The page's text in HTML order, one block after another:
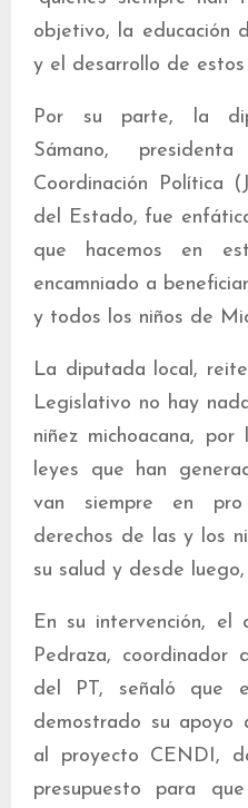
objetivo, la educación
y el desarrollo de estos
Por su parte, la
Sámano,
Coordinación Política
del Estado, fue
que hacemos en
encamniado a
y todos los niños de
La diputada local,
Legislativo no hay
niñez michoacana,
leyes que han
van siempre en
derechos de las y los
su salud y desde
En su intervención, el
Pedraza, coordinador
del PT, señaló que
demostrado su apoyo
al proyecto CENDI,
presupuesto para